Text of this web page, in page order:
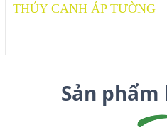
THỦY CANH ÁP TƯỜNG
Sản